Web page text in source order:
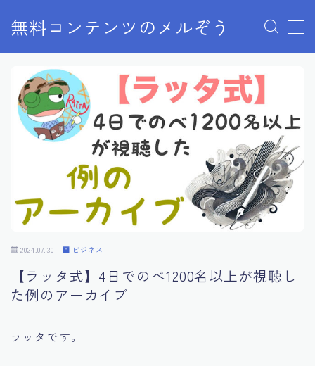
無料コンテンツのメルぞう
MENU
メルぞうの使い方
お知らせ
お問い合わせ
2024.07.30 ビジネス
【ラッタ式】4日でのべ1200名以上が視聴し
た例のアーカイブ
ラッタです。